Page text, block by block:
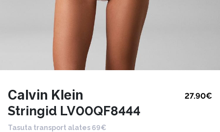
Calvin Klein 27.90€
Stringid LV00QF8444
Tasuta transport alates 69€